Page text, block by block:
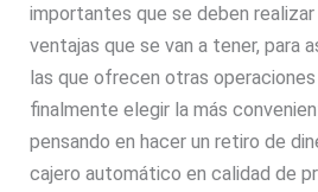
importantes que se deben realizar
ventajas que se van a tener, para
las que ofrecen otras
finalmente elegir la más
pensando en hacer un retiro de
cajero automático en calidad de